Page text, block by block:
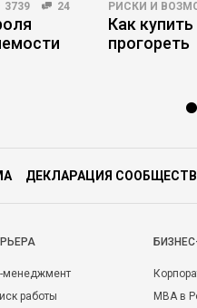
3739 24 РИСКИ И
Как
прогореть
ДЕКЛАРАЦИЯ
менеджмент
работы
MBA в